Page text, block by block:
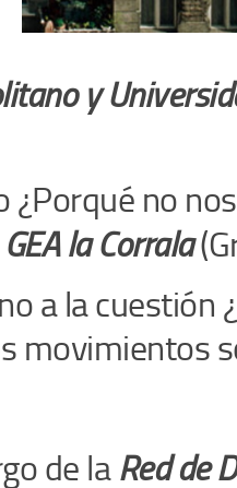
y
¿Porqué no
GEA la Corrala
a la cuestión
movimientos
de la Red de